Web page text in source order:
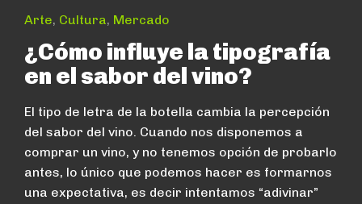
Arte, Cultura, Mercado
¿Cómo influye la tipografía
en el sabor del vino?
El tipo de letra de la botella cambia la percepción
del sabor del vino. Cuando nos disponemos a
comprar un vino, y no tenemos opción de probarlo
antes, lo único que podemos hacer es formarnos
una expectativa, es decir intentamos “adivinar”